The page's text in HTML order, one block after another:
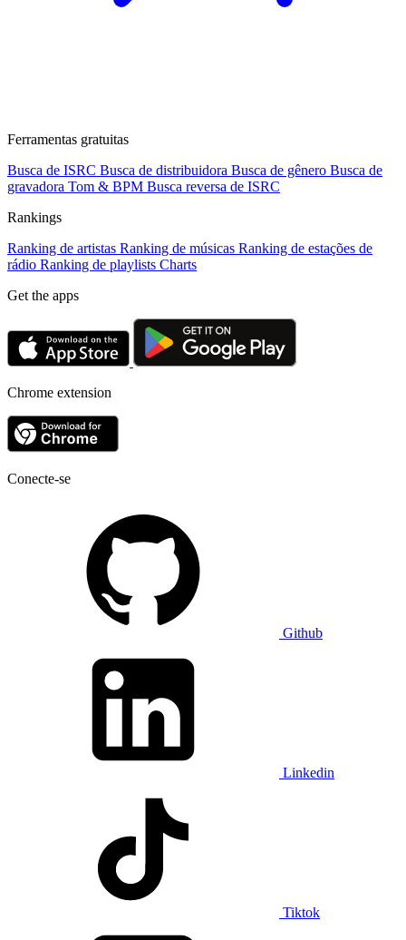
Ferramentas gratuitas
Busca de ISRC Busca de distribuidora Busca de gênero Busca de
gravadora Tom & BPM Busca reversa de ISRC
Rankings
Ranking de artistas Ranking de músicas Ranking de estações de
rádio Ranking de playlists Charts
Get the apps
Chrome extension
Conecte-se
Github
Linkedin
Tiktok